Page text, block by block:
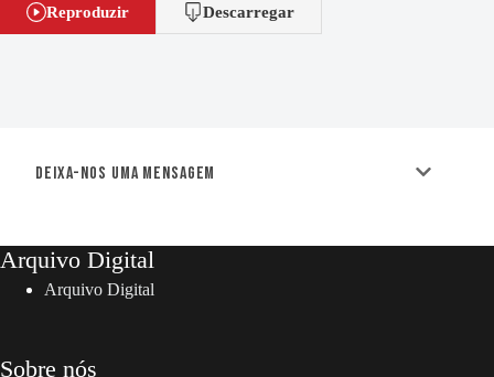
Reproduzir Descarregar
Deixa-nos uma mensagem
Arquivo Digital
Arquivo Digital
Sobre nós